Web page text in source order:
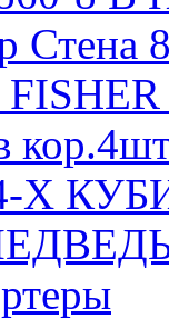
Стена
Х